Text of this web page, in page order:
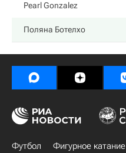
Pearl Gonzalez
Поляна Ботелхо
Футбол Фигурное катание